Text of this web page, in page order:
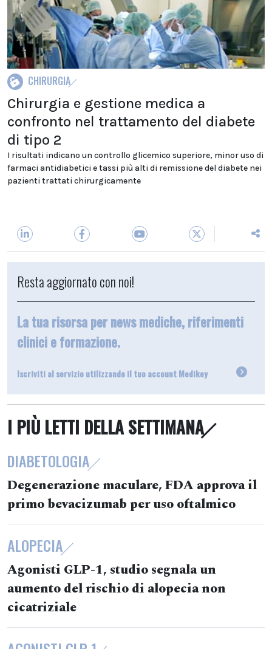
CHIRURGIA
Chirurgia e gestione medica a
confronto nel trattamento del diabete
di tipo 2
I risultati indicano un controllo glicemico superiore, minor uso di
farmaci antidiabetici e tassi più alti di remissione del diabete nei
pazienti trattati chirurgicamente
Resta aggiornato con noi!
La tua risorsa per news mediche, riferimenti
clinici e formazione.
Iscriviti al servizio utilizzando il tuo account Medikey
I PIÙ LETTI DELLA SETTIMANA
DIABETOLOGIA
Degenerazione maculare, FDA approva il
primo bevacizumab per uso oftalmico
ALOPECIA
Agonisti GLP-1, studio segnala un
aumento del rischio di alopecia non
cicatriziale